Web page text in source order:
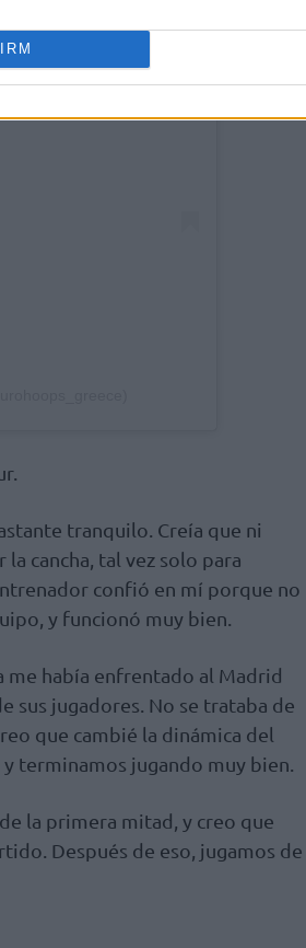
tranquilo. Creía que ni
cancha, tal vez solo para
confió en mí porque no
y funcionó muy bien.
había enfrentado al Madrid
sus jugadores. No se trataba de
que cambié la dinámica del
terminamos jugando muy bien.
la primera mitad, y creo que
Después de eso, jugamos de